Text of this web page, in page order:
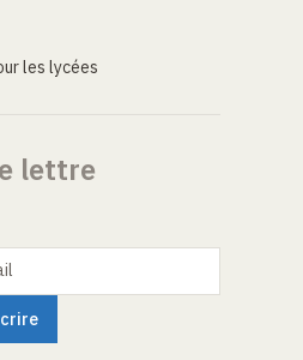
les lycées
lettre